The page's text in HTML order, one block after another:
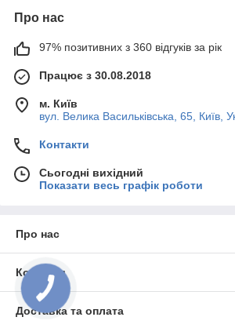
Про нас
97% позитивних з 360 відгуків за рік
Працює з 30.08.2018
м. Київ
вул. Велика Васильківська, 65, Київ,
Контакти
Сьогодні вихідний
Показати весь графік роботи
Про нас
Контакти
Доставка та оплата